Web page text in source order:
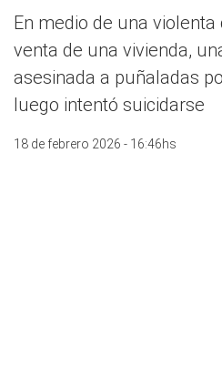
En medio de una
venta de una vivienda,
asesinada a puñaladas
luego intentó suicidarse
18 de febrero 2026 - 16:46hs